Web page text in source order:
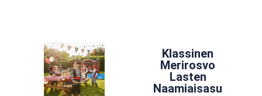
Klassinen
Merirosvo
Lasten
Naamiaisasu